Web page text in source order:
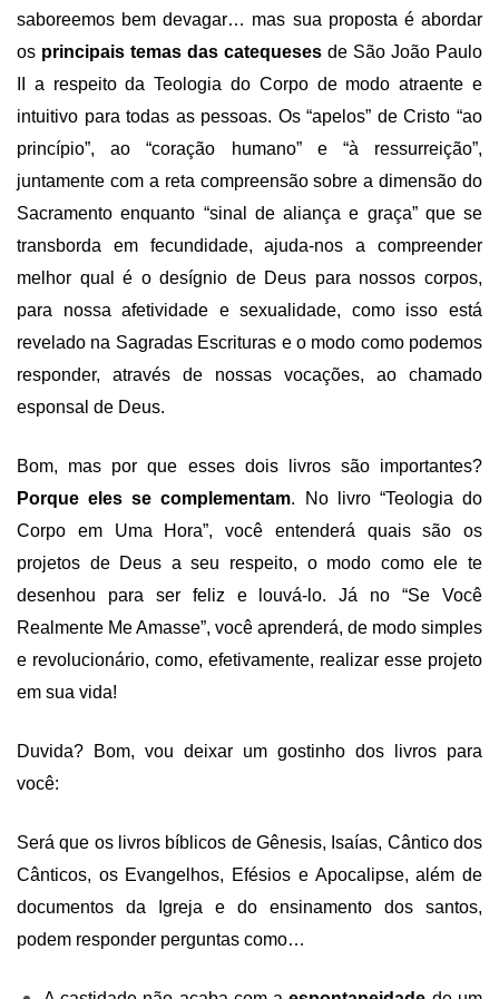
saboreemos bem devagar… mas sua proposta é abordar
os principais temas das catequeses de São João Paulo
II a respeito da Teologia do Corpo de modo atraente e
intuitivo para todas as pessoas. Os “apelos” de Cristo “ao
princípio”, ao “coração humano” e “à ressurreição”,
juntamente com a reta compreensão sobre a dimensão do
Sacramento enquanto “sinal de aliança e graça” que se
transborda em fecundidade, ajuda-nos a compreender
melhor qual é o desígnio de Deus para nossos corpos,
para nossa afetividade e sexualidade, como isso está
revelado na Sagradas Escrituras e o modo como podemos
responder, através de nossas vocações, ao chamado
esponsal de Deus.
Bom, mas por que esses dois livros são importantes?
Porque eles se complementam. No livro “Teologia do
Corpo em Uma Hora”, você entenderá quais são os
projetos de Deus a seu respeito, o modo como ele te
desenhou para ser feliz e louvá-lo. Já no “Se Você
Realmente Me Amasse”, você aprenderá, de modo simples
e revolucionário, como, efetivamente, realizar esse projeto
em sua vida!
Duvida? Bom, vou deixar um gostinho dos livros para
você:
Será que os livros bíblicos de Gênesis, Isaías, Cântico dos
Cânticos, os Evangelhos, Efésios e Apocalipse, além de
documentos da Igreja e do ensinamento dos santos,
podem responder perguntas como…